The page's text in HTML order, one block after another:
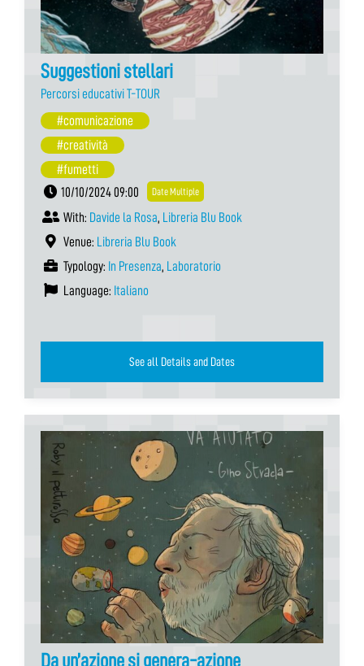
Suggestioni stellari
Percorsi educativi T-TOUR
#comunicazione
#creatività
#fumetti
10/10/2024 09:00
Date Multiple
With: Davide la Rosa, Libreria Blu Book
Venue: Libreria Blu Book
Typology: In Presenza, Laboratorio
Language: Italiano
See all Details and Dates
Da un’azione si genera-azione